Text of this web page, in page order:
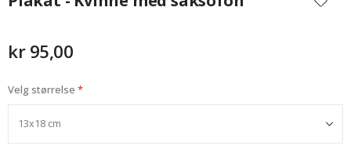
begynnelsen
kr 95,00
Velg størrelse